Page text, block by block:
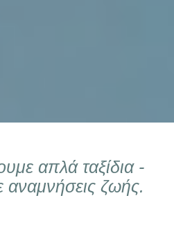
απλά ταξίδια -
αναμνήσεις ζωής.